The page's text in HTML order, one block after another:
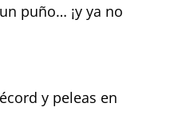
puño… ¡y ya no
y peleas en